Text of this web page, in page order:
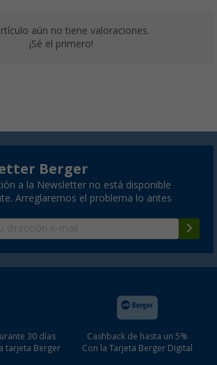
aún no tiene valoraciones.
¡Sé el primero!
Berger
a la Newsletter no está disponible
Arreglaremos el problema lo antes
30 días
tarjeta Berger
Cashback de hasta un 5%
Con la Tarjeta Berger Digital